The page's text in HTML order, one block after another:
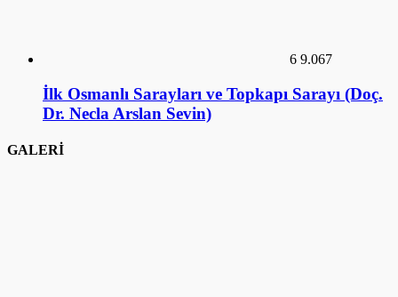
6 9.067
İlk Osmanlı Sarayları ve Topkapı Sarayı (Doç.
Dr. Necla Arslan Sevin)
GALERİ